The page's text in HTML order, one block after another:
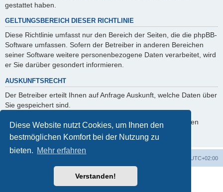
Diese Website nutzt Cookies, um Ihnen den
bestmöglichen Komfort bei der Nutzung zu
bieten. Mehr erfahren
Verstanden!
gestattet haben.
GELTUNGSBEREICH DIESER RICHTLINIE
Diese Richtlinie umfasst nur den Bereich der Seiten, die die phpBB-
Software umfassen. Sofern der Betreiber in anderen Bereichen
seiner Software weitere personenbezogene Daten verarbeitet, wird
er Sie darüber gesondert informieren.
AUSKUNFTSRECHT
Der Betreiber erteilt Ihnen auf Anfrage Auskunft, welche Daten über
Sie gespeichert sind.
Sie können jederzeit die Löschung bzw. Sperrung Ihrer Daten
verlangen. Kontaktieren Sie hierzu bitte den Betreiber.
UTC+02:00
Powered byphpBB® Forum Software © phpBB Limited
phpBB.de